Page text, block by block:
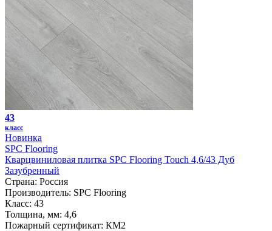
43
класс
Новинка
SPC Flooring
Кварцвиниловая плитка SPC Flooring Touch 4,6/43 Дуб
Зазубренный
Страна: Россия
Производитель: SPC Flooring
Класс: 43
Толщина, мм: 4,6
Пожарный сертификат: КМ2